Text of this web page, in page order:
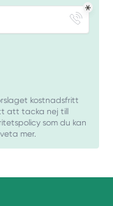
kostnadsfritt
att tacka nej till
som du kan
mer.